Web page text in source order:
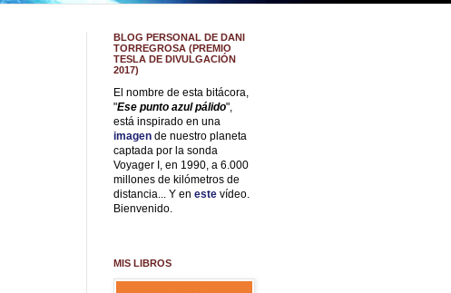
BLOG PERSONAL DE DANI
TORREGROSA (PREMIO
TESLA DE DIVULGACIÓN
2017)
El nombre de esta bitácora,
"Ese punto azul pálido",
está inspirado en una
imagen de nuestro planeta
captada por la sonda
Voyager I, en 1990, a 6.000
millones de kilómetros de
distancia... Y en este vídeo.
Bienvenido.
MIS LIBROS